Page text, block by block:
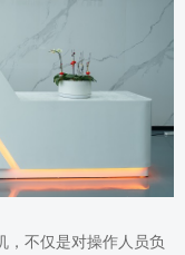
，不仅是对操作人员负